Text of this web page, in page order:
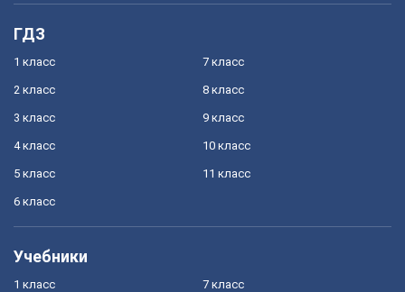
ГДЗ
1 класс
2 класс
3 класс
4 класс
5 класс
6 класс
7 класс
8 класс
9 класс
10 класс
11 класс
Учебники
1 класс 7 класс